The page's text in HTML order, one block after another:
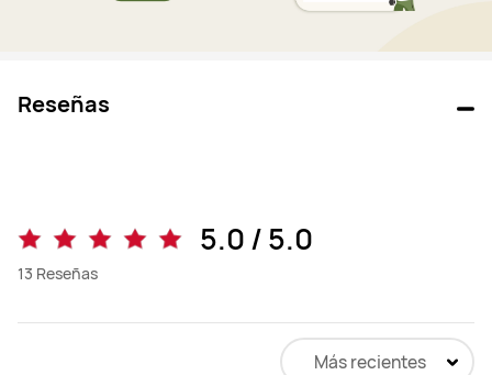
Reseñas
5.0 / 5.0
13 Reseñas
Más recientes